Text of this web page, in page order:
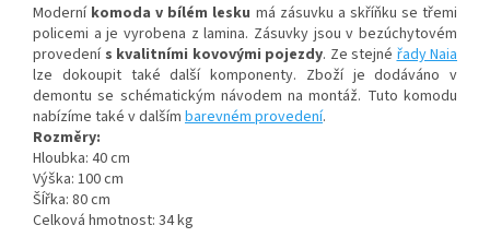
Moderní komoda v bílém lesku má zásuvku a skříňku se třemi
policemi a je vyrobena z lamina. Zásuvky jsou v bezúchytovém
provedení s kvalitními kovovými pojezdy. Ze stejné řady Naia
lze dokoupit také další komponenty. Zboží je dodáváno v
demontu se schématickým návodem na montáž. Tuto komodu
nabízíme také v dalším barevném provedení.
Rozměry:
Hloubka: 40 cm
Výška: 100 cm
ŠÍřka: 80 cm
Celková hmotnost: 34 kg